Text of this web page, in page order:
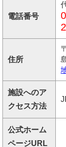
電話番号
住所
施設へのア
クセス方法
公式ホーム
ページURL